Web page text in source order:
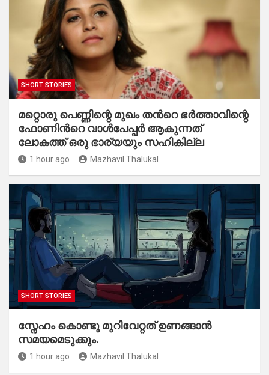
SHORT STORIES
മറ്റൊരു പെണ്ണിന്റെ മുഖം തൻറെ ഭർത്താവിന്റെ
ഫോണിൻറെ വാൾപേപ്പർ ആകുന്നത്
ലോകത്ത് ഒരു ഭാര്യയും സഹികില്ല
1 hour ago Mazhavil Thalukal
SHORT STORIES
സ്നേഹം കൊണ്ടു മുറിവേറ്റത് ഉണങ്ങാൻ
സമയമെടുക്കും.
1 hour ago Mazhavil Thalukal